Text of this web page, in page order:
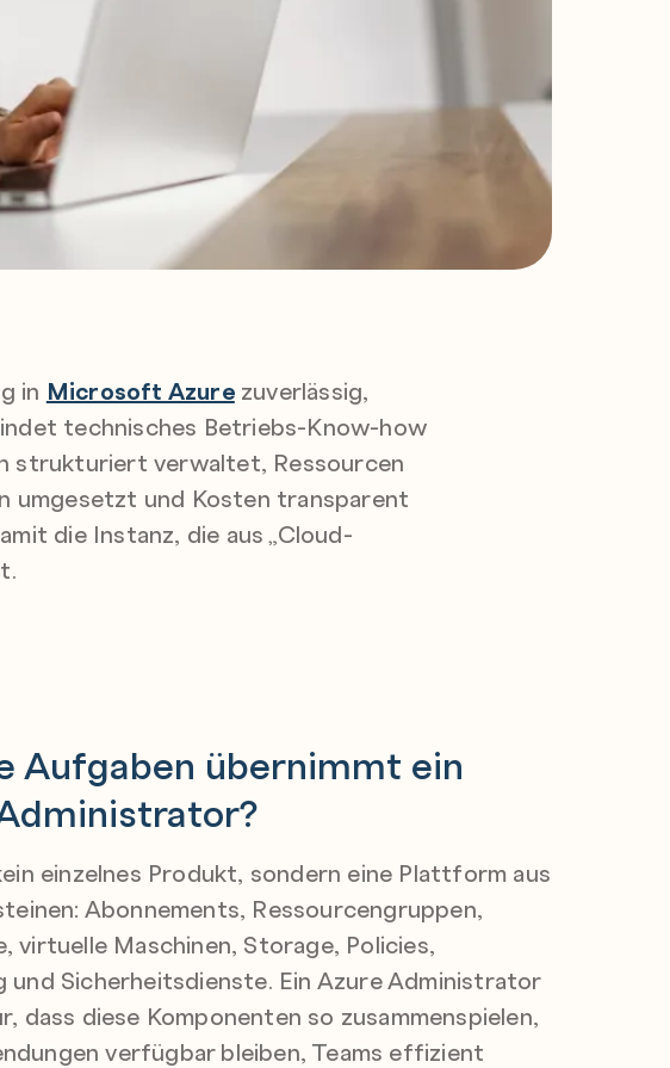
in Microsoft Azurezuverlässig,
technisches Betriebs-Know-how
strukturiert verwaltet, Ressourcen
umgesetzt und Kosten transparent
die Instanz, die aus „Cloud-
Aufgaben übernimmt ein
einzelnes Produkt, sondern eine Plattform aus
Abonnements, Ressourcengruppen,
virtuelle Maschinen, Storage, Policies,
und Sicherheitsdienste. Ein Azure Administrator
dass diese Komponenten so zusammenspielen,
verfügbar bleiben, Teams effizient